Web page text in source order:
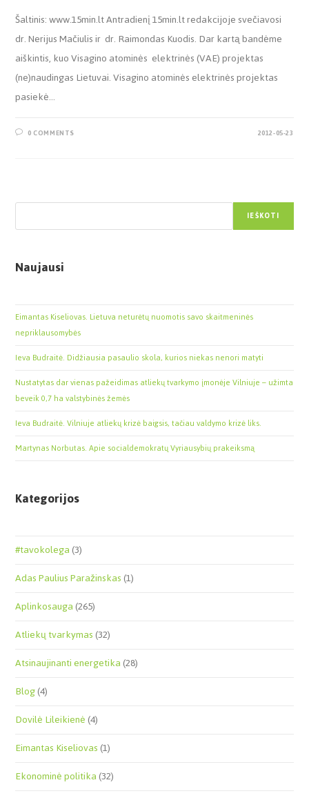
Šaltinis: www.15min.lt Antradienį 15min.lt redakcijoje svečiavosi
dr. Nerijus Mačiulis ir dr. Raimondas Kuodis. Dar kartą bandėme
aiškintis, kuo Visagino atominės elektrinės (VAE) projektas
(ne)naudingas Lietuvai. Visagino atominės elektrinės projektas
pasiekė…
0 COMMENTS 2012-05-23
IEŠKOTI
Naujausi
Eimantas Kiseliovas. Lietuva neturėtų nuomotis savo skaitmeninės
nepriklausomybės
Ieva Budraitė. Didžiausia pasaulio skola, kurios niekas nenori matyti
Nustatytas dar vienas pažeidimas atliekų tvarkymo įmonėje Vilniuje – užimta
beveik 0,7 ha valstybinės žemės
Ieva Budraitė. Vilniuje atliekų krizė baigsis, tačiau valdymo krizė liks.
Martynas Norbutas. Apie socialdemokratų Vyriausybių prakeiksmą
Kategorijos
#tavokolega(3)
Adas Paulius Paražinskas(1)
Aplinkosauga(265)
Atliekų tvarkymas(32)
Atsinaujinanti energetika(28)
Blog(4)
Dovilė Lileikienė(4)
Eimantas Kiseliovas(1)
Ekonominė politika(32)